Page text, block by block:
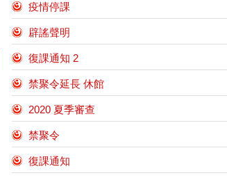
疫情停課
辟謠聲明
復課通知 2
禁聚令延長 休館
2020 夏季審查
禁聚令
復課通知